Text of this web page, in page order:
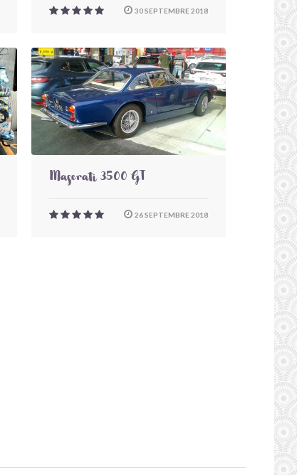
30 SEPTEMBRE 2018
Maserati 3500 GT
26 SEPTEMBRE 2018